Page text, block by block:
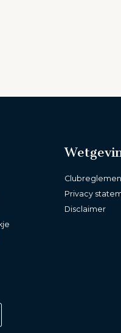
Privacy
Disclaimer